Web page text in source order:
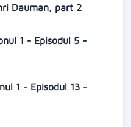
Dauman, part 2
1 - Episodul 5 -
1 - Episodul 13 -